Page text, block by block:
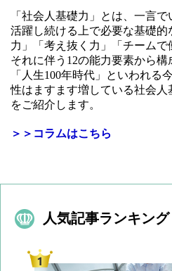
「社会人基礎力」とは、一言
活躍し続ける上で必要な基礎
力」「考え抜く力」「チームで
それに伴う12の能力要素から構
「人生100年時代」といわれる
性はますます増している社会
をご紹介します。
＞＞コラムはこちら
人気記事ランキング